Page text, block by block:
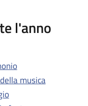
l'anno
musica